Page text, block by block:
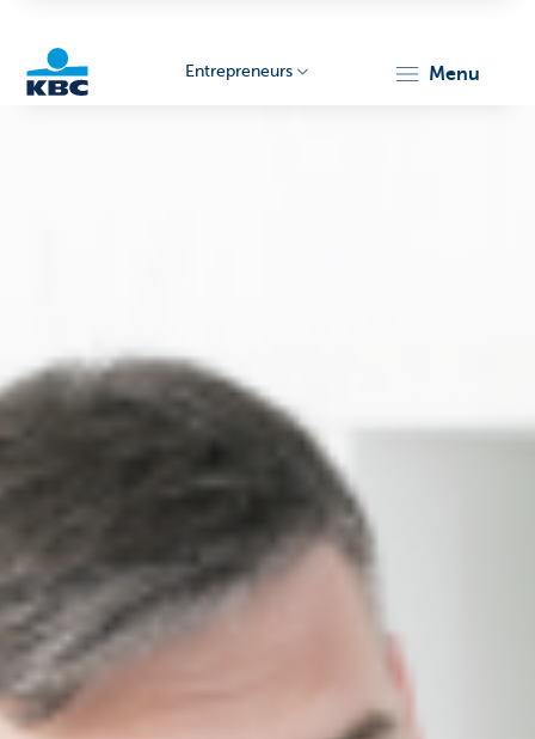
Entrepreneurs menu